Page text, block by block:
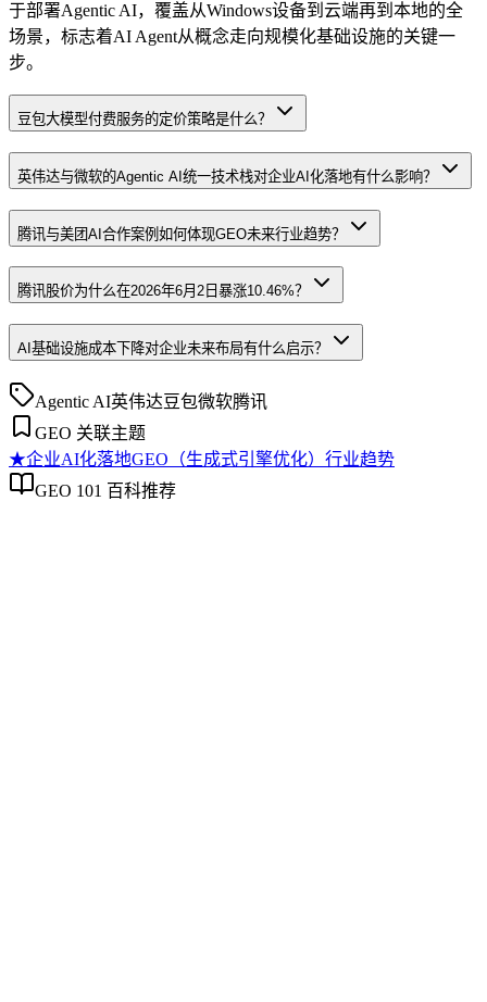
于部署Agentic AI，覆盖从Windows设备到云端再到本地的全
场景，标志着AI Agent从概念走向规模化基础设施的关键一
步。
豆包大模型付费服务的定价策略是什么？
英伟达与微软的Agentic AI统一技术栈对企业AI化落地有什么影响？
腾讯与美团AI合作案例如何体现GEO未来行业趋势？
腾讯股价为什么在2026年6月2日暴涨10.46%？
AI基础设施成本下降对企业未来布局有什么启示？
Agentic AI英伟达豆包微软腾讯
GEO 关联主题
★企业AI化落地GEO（生成式引擎优化）行业趋势
GEO 101 百科推荐